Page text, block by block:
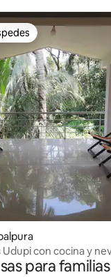
con cocina y
para familias